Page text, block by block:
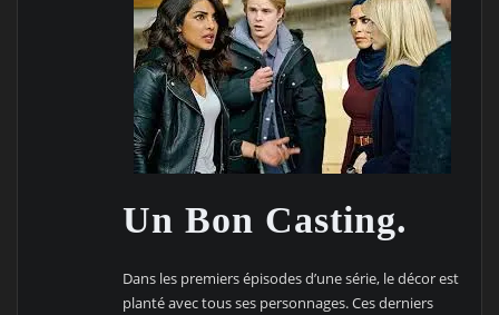
Un Bon Casting.
Dans les premiers épisodes d’une série, le décor est
planté avec tous ses personnages. Ces derniers